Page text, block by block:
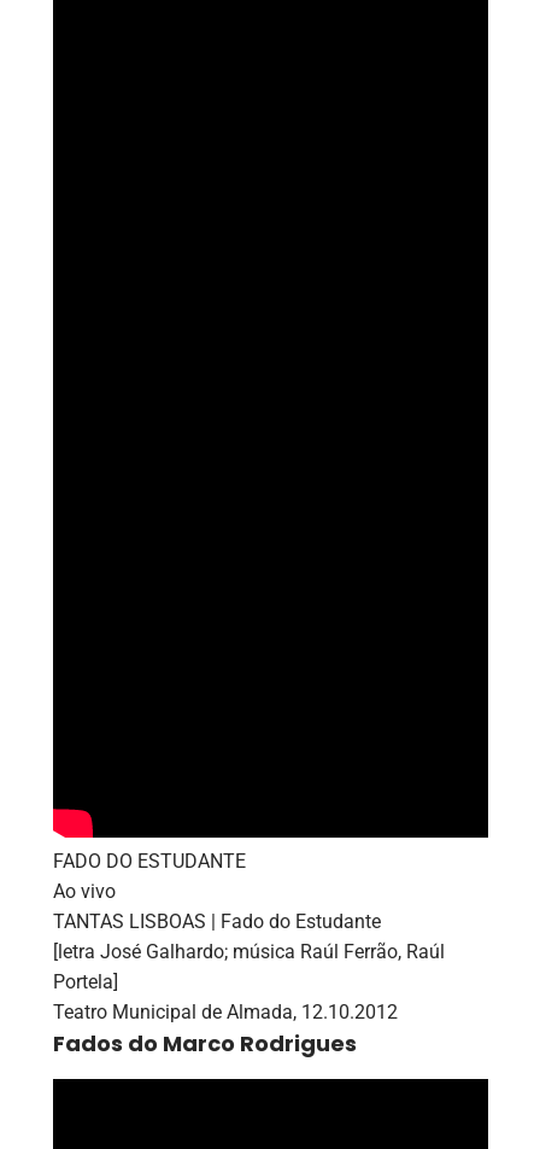
FADO DO ESTUDANTE
Ao vivo
TANTAS LISBOAS | Fado do Estudante
[letra José Galhardo; música Raúl Ferrão, Raúl
Portela]
Teatro Municipal de Almada, 12.10.2012
Fados do Marco Rodrigues